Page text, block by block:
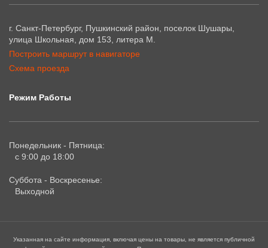
г. Санкт-Петербург, Пушкинский район, поселок Шушары,
улица Школьная, дом 153, литера М.
Построить маршрут в навигаторе
Схема проезда
Режим Работы
Понедельник - Пятница:
с 9:00 до 18:00
Суббота - Воскресенье:
Выходной
Указанная на сайте информация, включая цены на товары, не является публичной